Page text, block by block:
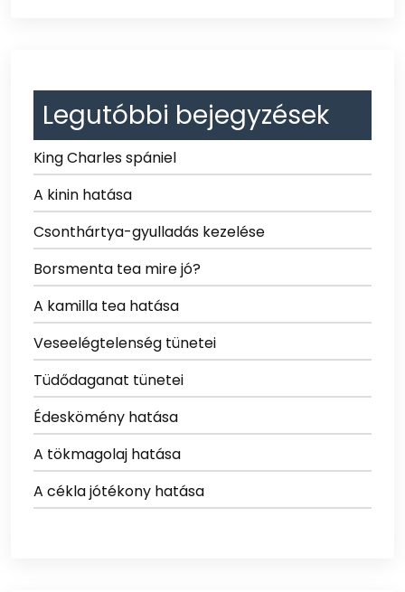
Legutóbbi bejegyzések
King Charles spániel
A kinin hatása
Csonthártya-gyulladás kezelése
Borsmenta tea mire jó?
A kamilla tea hatása
Veseelégtelenség tünetei
Tüdődaganat tünetei
Édeskömény hatása
A tökmagolaj hatása
A cékla jótékony hatása